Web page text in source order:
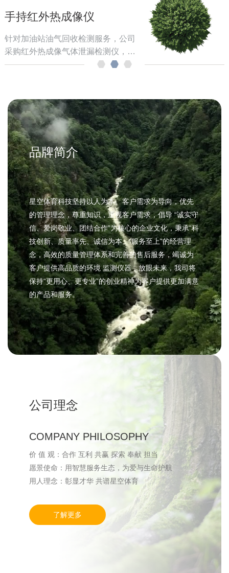
手持红外热成像仪
针对加油站油气回收检测服务，公司
采购红外热成像气体泄漏检测仪，设
备符合GB 20952—2020《加油站大
准》、GB 20951—2020《油品运输
大气污染物排放标准》中相关规定要
求，采用红外摄像方式对加油站内卸
油口、油气回收口、集液罐口、加油
机油气回收管和阀门处、
品牌简介
星空体育科技坚持以人为本、客户需求为导向，优先
的管理理念，尊重知识，重视客户需求，倡导 “诚实守
信、爱岗敬业、团结合作”为核心的企业文化，秉承“科
技创新、质量率先、诚信为本、 服务至上”的经营理
念，高效的质量管理体系和完善的售后服务，竭诚为
客户提供高品质的环境 监测仪器，放眼未来，我司将
保持“更用心、更专业”的创业精神为客户提供更加满意
的产品和服务。
公司理念
COMPANY PHILOSOPHY
价 值 观：合作 互利 共赢 探索 奉献 担当
愿景使命：用智慧服务生态，为爱与生命护航
用人理念：彰显才华 共谱星空体育
了解更多